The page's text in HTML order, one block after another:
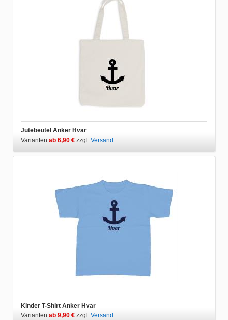
Jutebeutel Anker Hvar
Varianten ab 6,90 € zzgl. Versand
Kinder T-Shirt Anker Hvar
Varianten ab 9,90 € zzgl. Versand